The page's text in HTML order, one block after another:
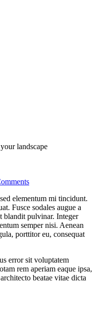
landscape
elementum mi tincidunt.
Fusce sodales augue a
blandit pulvinar. Integer
semper nisi. Aenean
porttitor eu, consequat
error sit voluptatem
rem aperiam eaque ipsa,
beatae vitae dicta